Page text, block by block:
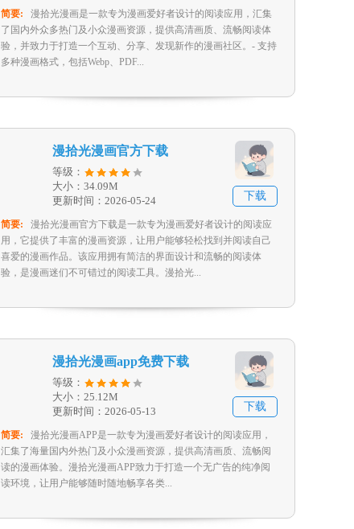
简要:
漫拾光漫画是一款专为漫画爱好者设计的阅读应用，汇集
了国内外众多热门及小众漫画资源，提供高清画质、流畅阅读体
验，并致力于打造一个互动、分享、发现新作的漫画社区。- 支持
多种漫画格式，包括Webp、PDF...
漫拾光漫画官方下载
等级：
大小：34.09M
更新时间：2026-05-24
下载
简要:
漫拾光漫画官方下载是一款专为漫画爱好者设计的阅读应
用，它提供了丰富的漫画资源，让用户能够轻松找到并阅读自己
喜爱的漫画作品。该应用拥有简洁的界面设计和流畅的阅读体
验，是漫画迷们不可错过的阅读工具。漫拾光...
漫拾光漫画app免费下载
等级：
大小：25.12M
更新时间：2026-05-13
下载
简要:
漫拾光漫画APP是一款专为漫画爱好者设计的阅读应用，
汇集了海量国内外热门及小众漫画资源，提供高清画质、流畅阅
读的漫画体验。漫拾光漫画APP致力于打造一个无广告的纯净阅
读环境，让用户能够随时随地畅享各类...